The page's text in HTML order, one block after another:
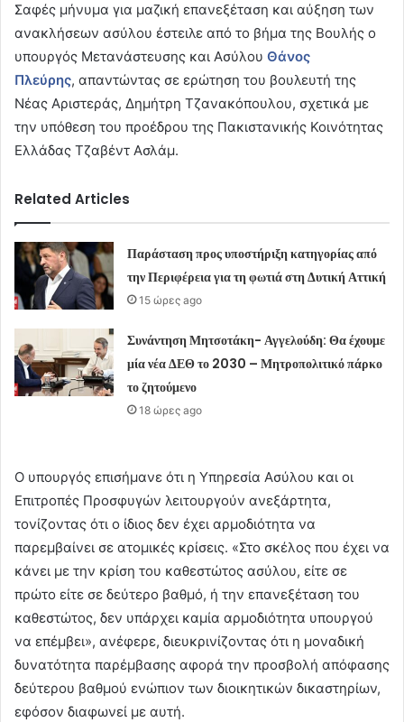
Σαφές μήνυμα για μαζική επανεξέταση και αύξηση των
ανακλήσεων ασύλου έστειλε από το βήμα της Βουλής ο
υπουργός Μετανάστευσης και Ασύλου Θάνος
Πλεύρης, απαντώντας σε ερώτηση του βουλευτή της
Νέας Αριστεράς, Δημήτρη Τζανακόπουλου, σχετικά με
την υπόθεση του προέδρου της Πακιστανικής Κοινότητας
Ελλάδας Τζαβέντ Ασλάμ.
Related Articles
Παράσταση προς υποστήριξη κατηγορίας από
την Περιφέρεια για τη φωτιά στη Δυτική Αττική
15 ώρες ago
Συνάντηση Μητσοτάκη- Αγγελούδη: Θα έχουμε
μία νέα ΔΕΘ το 2030 – Μητροπολιτικό πάρκο
το ζητούμενο
18 ώρες ago
Ο υπουργός επισήμανε ότι η Υπηρεσία Ασύλου και οι
Επιτροπές Προσφυγών λειτουργούν ανεξάρτητα,
τονίζοντας ότι ο ίδιος δεν έχει αρμοδιότητα να
παρεμβαίνει σε ατομικές κρίσεις. «Στο σκέλος που έχει να
κάνει με την κρίση του καθεστώτος ασύλου, είτε σε
πρώτο είτε σε δεύτερο βαθμό, ή την επανεξέταση του
καθεστώτος, δεν υπάρχει καμία αρμοδιότητα υπουργού
να επέμβει», ανέφερε, διευκρινίζοντας ότι η μοναδική
δυνατότητα παρέμβασης αφορά την προσβολή απόφασης
δεύτερου βαθμού ενώπιον των διοικητικών δικαστηρίων,
εφόσον διαφωνεί με αυτή.